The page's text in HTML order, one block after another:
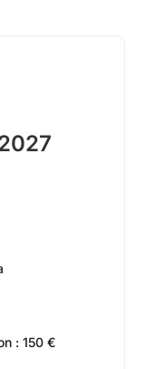
: 150 €